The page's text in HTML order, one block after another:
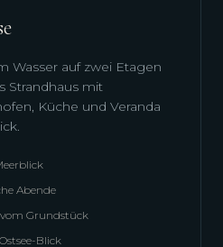
Wasser auf zwei Etagen
Strandhaus mit
Küche und Veranda
Abende
Grundstück
Blick